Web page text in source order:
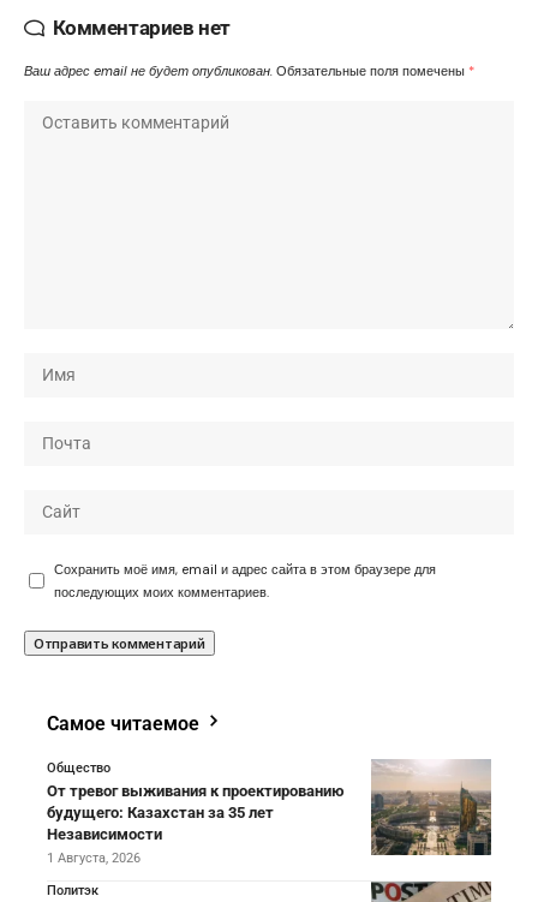
Комментариев нет
Ваш адрес email не будет опубликован. Обязательные поля помечены *
Сохранить моё имя, email и адрес сайта в этом браузере для
последующих моих комментариев.
Самое читаемое
Общество
От тревог выживания к проектированию
будущего: Казахстан за 35 лет
Независимости
1 Августа, 2026
Политэк